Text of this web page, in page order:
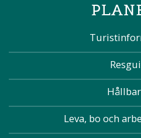
Leva, bo och